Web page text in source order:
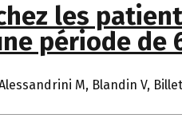
les
période de
M, Blandin V,